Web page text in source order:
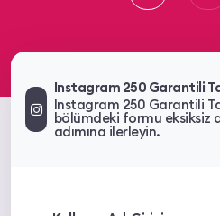
Instagram 250 Garantili
Instagram 250 Garantili
bölümdeki formu eksiksiz
adımına ilerleyin.